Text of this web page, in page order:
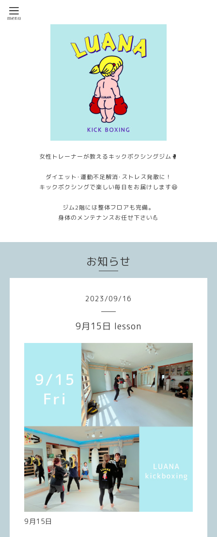
女性トレーナーが教えるキックボクシングジム🥊
ダイエット･運動不足解消･ストレス発散に！
キックボクシングで楽しい毎日をお届けします😆
ジム2階には整体フロアも完備。
身体のメンテナンスお任せ下さい💪
お知らせ
2023/09/ 16
9月15日 lesson
9月15日